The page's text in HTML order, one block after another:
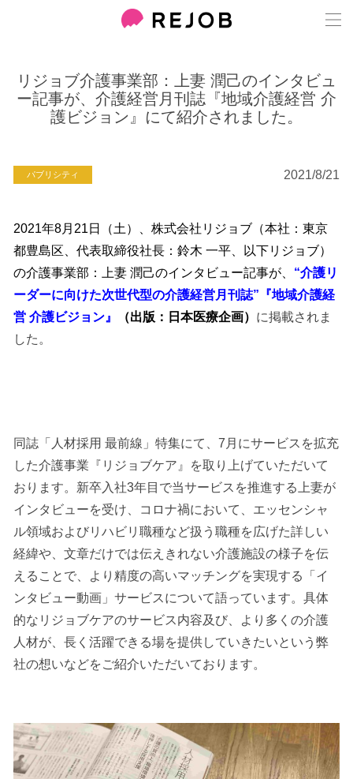
リジョブ介護事業部：上妻 潤己のインタビュ
ー記事が、介護経営月刊誌『地域介護経営 介
護ビジョン』にて紹介されました。
パブリシティ 2021/8/21
2021年8月21日（土）、株式会社リジョブ（本社：東京
都豊島区、代表取締役社長：鈴木 一平、以下リジョブ）
の介護事業部：上妻 潤己のインタビュー記事が、 “介護リ
ーダーに向けた次世代型の介護経営月刊誌”『地域介護経
営 介護ビジョン』
（出版：日本医療企画） に掲載されま
した。
同誌「人材採用 最前線」特集にて、7月にサービスを拡充
した介護事業『リジョブケア』を取り上げていただいて
おります。新卒入社3年目で当サービスを推進する上妻が
インタビューを受け、コロナ禍において、エッセンシャ
ル領域およびリハビリ職種など扱う職種を広げた詳しい
経緯や、文章だけでは伝えきれない介護施設の様子を伝
えることで、より精度の高いマッチングを実現する「イ
ンタビュー動画」サービスについて語っています。具体
的なリジョブケアのサービス内容及び、より多くの介護
人材が、長く活躍できる場を提供していきたいという弊
社の想いなどをご紹介いただいております。